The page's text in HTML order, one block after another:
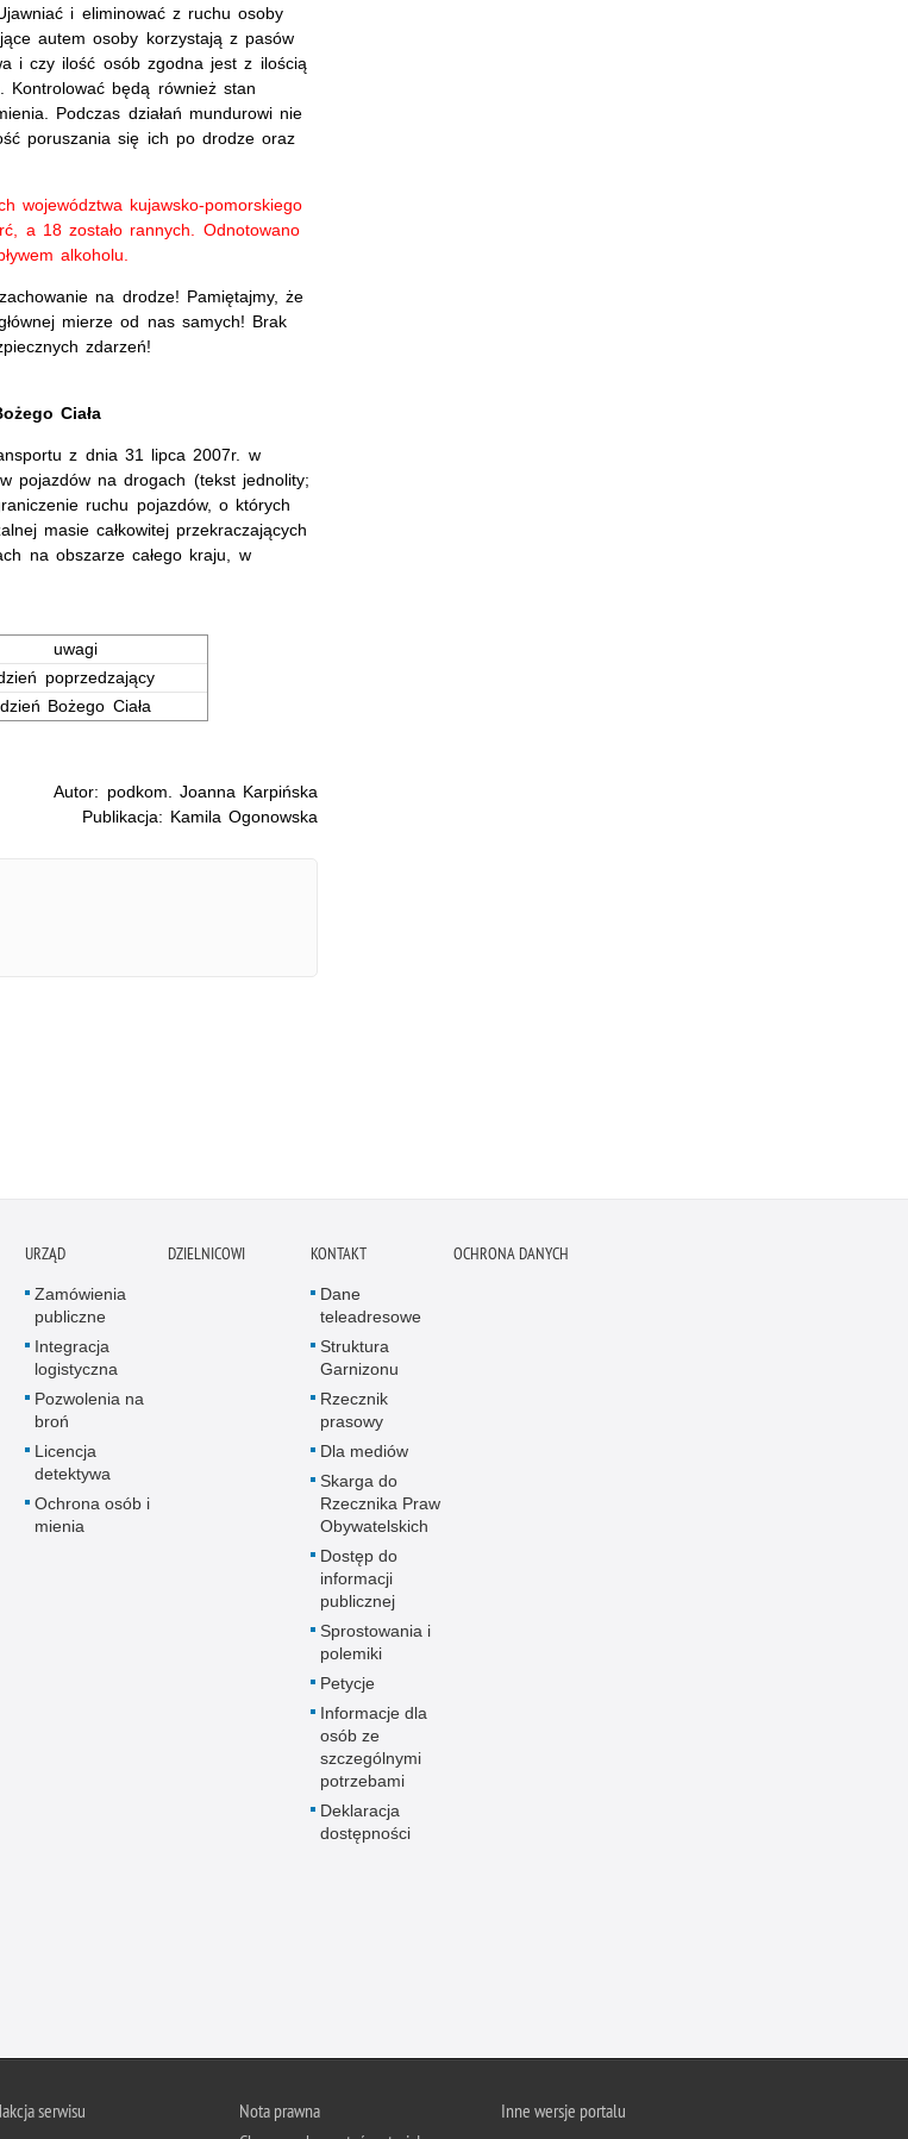
i eliminować z ruchu osoby
autem osoby korzystają z pasów
i czy ilość osób zgodna jest z ilością
Kontrolować będą również stan
Podczas działań mundurowi nie
poruszania się ich po drodze oraz
województwa kujawsko-pomorskiego
a 18 zostało rannych. Odnotowano
alkoholu.
na drodze! Pamiętajmy, że
mierze od nas samych! Brak
zdarzeń!
Ciała
z dnia 31 lipca 2007r. w
pojazdów na drogach (tekst jednolity;
ruchu pojazdów, o których
masie całkowitej przekraczających
na obszarze całego kraju, w
uwagi
poprzedzający
dzień Bożego Ciała
Autor: podkom. Joanna Karpińska
Publikacja: Kamila Ogonowska
URZĄD
Zamówienia
publiczne
Integracja
logistyczna
Pozwolenia na
broń
Licencja
detektywa
Ochrona osób i
mienia
DZIELNICOWI KONTAKT
Dane
teleadresowe
Struktura
Garnizonu
Rzecznik
prasowy
Dla mediów
Skarga do
Rzecznika Praw
Obywatelskich
Dostęp do
informacji
publicznej
Sprostowania i
polemiki
Petycje
Informacje dla
osób ze
szczególnymi
potrzebami
Deklaracja
dostępności
OCHRONA DANYCH
serwisu
Nota prawna
Inne wersje portalu